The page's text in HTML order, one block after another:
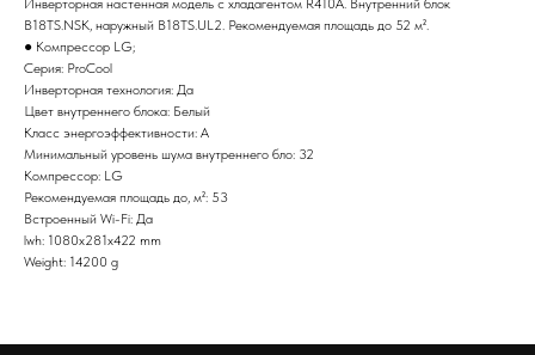
Инверторная настенная модель с хладагентом R410A. Внутренний блок
B18TS.NSK, наружный B18TS.UL2. Рекомендуемая площадь до 52 м².
● Компрессор LG;
Серия: ProCool
Инверторная технология: Да
Цвет внутреннего блока: Белый
Класс энергоэффективности: A
Минимальный уровень шума внутреннего бло: 32
Компрессор: LG
Рекомендуемая площадь до, м²: 53
Встроенный Wi-Fi: Да
lwh: 1080x281x422 mm
Weight: 14200 g